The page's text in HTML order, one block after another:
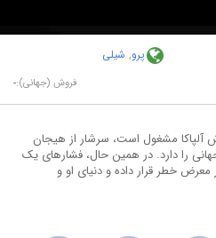
پرو, شیلی
فروش (جهانی):-
که به پرورش آلپاکا مشغول است، سرشار از هیجان
را دارد. در همین حال، فشارهای یک
خطر قرار داده و دنیای او و